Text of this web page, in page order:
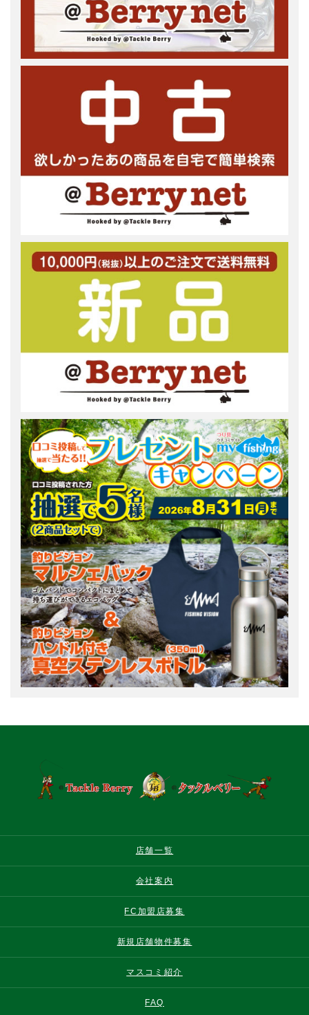
店舗一覧
会社案内
FC加盟店募集
新規店舗物件募集
マスコミ紹介
FAQ